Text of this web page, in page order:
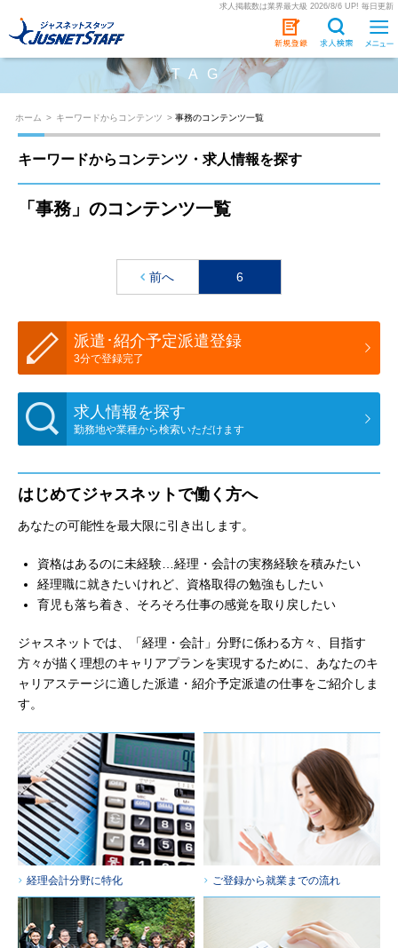
求人掲載数は業界最大級 2026/8/6 UP! 毎日更新
TAG
ホーム > キーワードからコンテンツ > 事務のコンテンツ一覧
キーワードからコンテンツ・求人情報を探す
「事務」のコンテンツ一覧
前へ 6
派遣･紹介予定派遣登録
3分で登録完了
求人情報を探す
勤務地や業種から検索いただけます
はじめてジャスネットで働く方へ
あなたの可能性を最大限に引き出します。
資格はあるのに未経験…経理・会計の実務経験を積みたい
経理職に就きたいけれど、資格取得の勉強もしたい
育児も落ち着き、そろそろ仕事の感覚を取り戻したい
ジャスネットでは、「経理・会計」分野に係わる方々、目指す
方々が描く理想のキャリアプランを実現するために、あなたのキ
ャリアステージに適した派遣・紹介予定派遣の仕事をご紹介しま
す。
経理会計分野に特化 ご登録から就業までの流れ